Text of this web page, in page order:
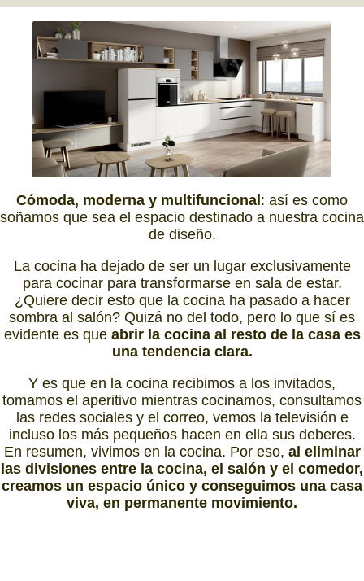
Cómoda, moderna y multifuncional: así es como
soñamos que sea el espacio destinado a nuestra cocina
de diseño.
La cocina ha dejado de ser un lugar exclusivamente
para cocinar para transformarse en sala de estar.
¿Quiere decir esto que la cocina ha pasado a hacer
sombra al salón? Quizá no del todo, pero lo que sí es
evidente es que abrir la cocina al resto de la casa es
una tendencia clara.
Y es que en la cocina recibimos a los invitados,
tomamos el aperitivo mientras cocinamos, consultamos
las redes sociales y el correo, vemos la televisión e
incluso los más pequeños hacen en ella sus deberes.
En resumen, vivimos en la cocina. Por eso, al eliminar
las divisiones entre la cocina, el salón y el comedor,
creamos un espacio único y conseguimos una casa
viva, en permanente movimiento.